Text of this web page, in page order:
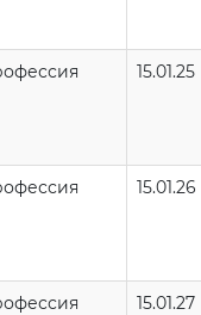
15.01.25
15.01.26
15.01.27